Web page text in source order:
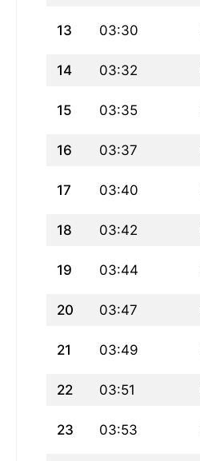
13 03:30
14 03:32
15 03:35
16 03:37
17 03:40
18 03:42
19 03:44
20 03:47
21 03:49
22 03:51
23 03:53